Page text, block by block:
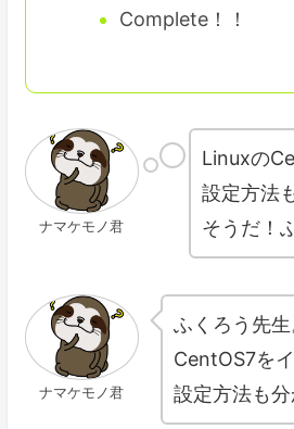
Complete！！
ナマケモノ君
Linuxの
設定方法
そうだ！
ナマケモノ君
ふくろう先生
CentOS7を
設定方法も分